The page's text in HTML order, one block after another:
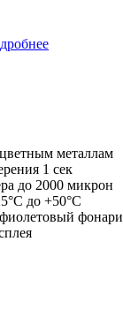
металлам
1 сек
до 2000 микрон
до +50°C
фонари